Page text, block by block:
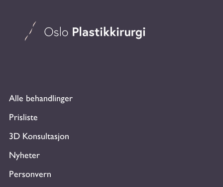
Alle behandlinger
Prisliste
3D Konsultasjon
Nyheter
Personvern